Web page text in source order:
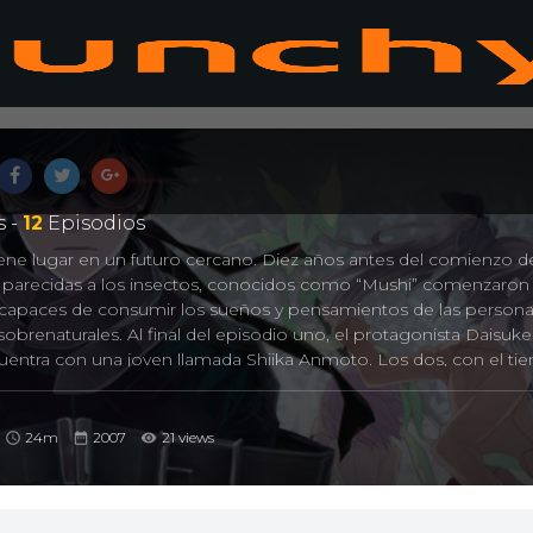
- 12 Episodios
lugar en un futuro cercano. Diez años antes del comienzo
parecidas a los insectos, conocidos como “Mushi” comenzaron
de consumir los sueños y pensamientos de las
Al final del episodio uno, el protagonista Daisuke
con una joven llamada Shiika Anmoto. Los dos, con el
embargo, Kakkou desconoce que, Shiika, es una fugitiva de
donde aquellos quienes son poseídos por los Mushi,
son retenidos. La fuerza militar de GARDEN, la oficina
medioambiental, envia a sus mejores asesinos para rastrear a
por la resistencia de la organización de resistencia de los
24m 2007 21 views